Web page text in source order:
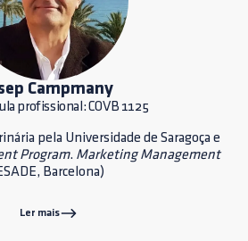
Campmany
profissional: COVB 1125
pela Universidade de Saragoça e
Program. Marketing Management
Barcelona)
Ler mais